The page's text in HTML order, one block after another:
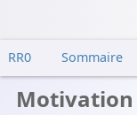
RR0 Sommaire
Motivation